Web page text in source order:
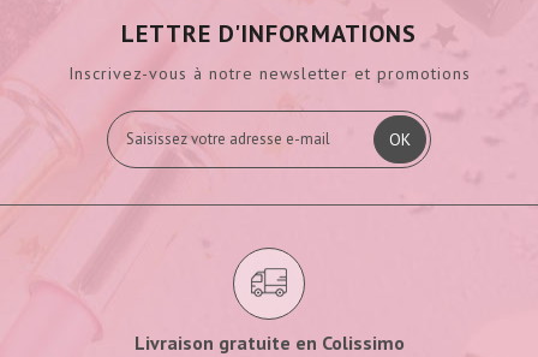
LETTRE D'INFORMATIONS
Inscrivez-vous à notre newsletter et promotions
OK
Livraison gratuite en Colissimo